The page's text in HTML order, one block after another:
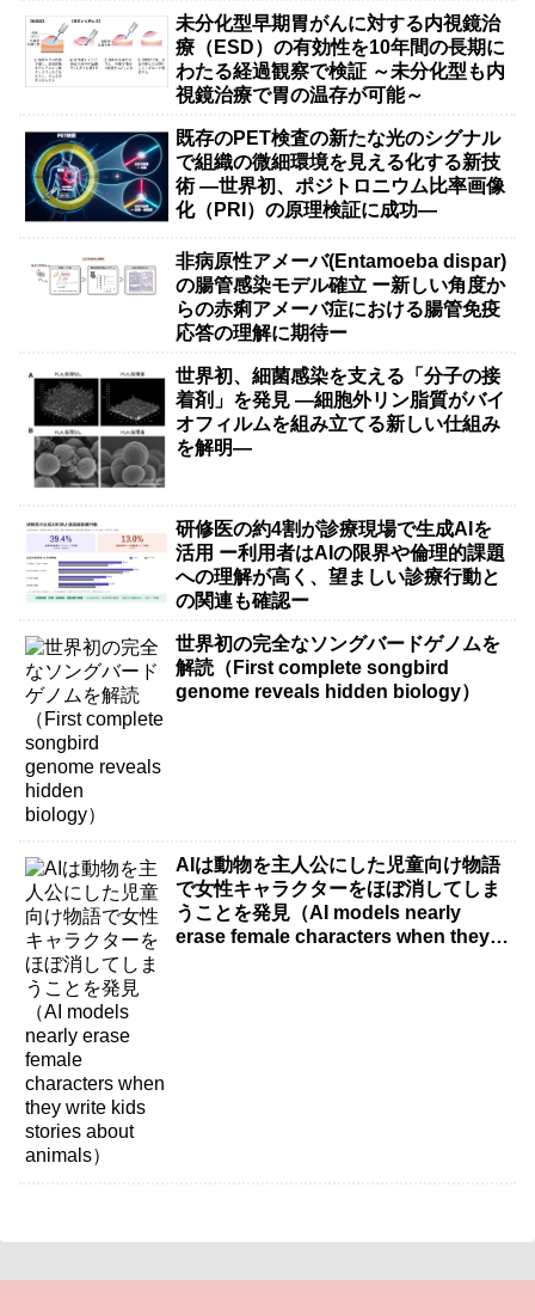
未分化型早期胃がんに対する内視鏡治
療（ESD）の有効性を10年間の長期に
わたる経過観察で検証 ～未分化型も内
視鏡治療で胃の温存が可能～
既存のPET検査の新たな光のシグナル
で組織の微細環境を見える化する新技
術 ―世界初、ポジトロニウム比率画像
化（PRI）の原理検証に成功―
非病原性アメーバ(Entamoeba dispar)
の腸管感染モデル確立 ー新しい角度か
らの赤痢アメーバ症における腸管免疫
応答の理解に期待ー
世界初、細菌感染を支える「分子の接
着剤」を発見 ―細胞外リン脂質がバイ
オフィルムを組み立てる新しい仕組み
を解明―
研修医の約4割が診療現場で生成AIを
活用 ー利用者はAIの限界や倫理的課題
への理解が高く、望ましい診療行動と
の関連も確認ー
世界初の完全なソングバードゲノムを
解読（First complete songbird
genome reveals hidden biology）
AIは動物を主人公にした児童向け物語
で女性キャラクターをほぼ消してしま
うことを発見（AI models nearly
erase female characters when they